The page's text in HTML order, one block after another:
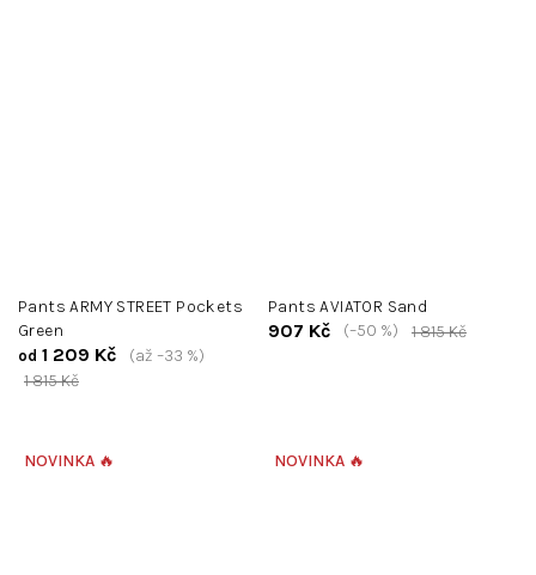
Pants ARMY STREET Pockets
Green
od 1 209 Kč
1 815 Kč
(až –33 %)
Pants AVIATOR Sand
907 Kč 1 815 Kč
(–50 %)
NOVINKA 🔥 NOVINKA 🔥